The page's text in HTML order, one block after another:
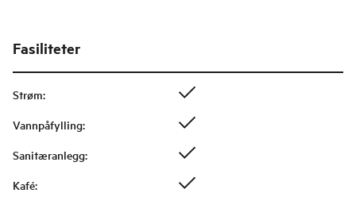
Fasiliteter
Strøm:
Vannpåfylling:
Sanitæranlegg:
Kafé: